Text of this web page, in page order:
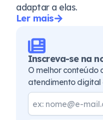
adaptar a elas.
Ler mais
Inscreva-se na
O melhor conteúdo
atendimento digital